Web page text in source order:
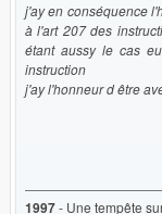
j'ay en conséquence
à l'art 207 des
étant aussy le cas
instruction
j'ay l'honneur d être
1997- Une tempête